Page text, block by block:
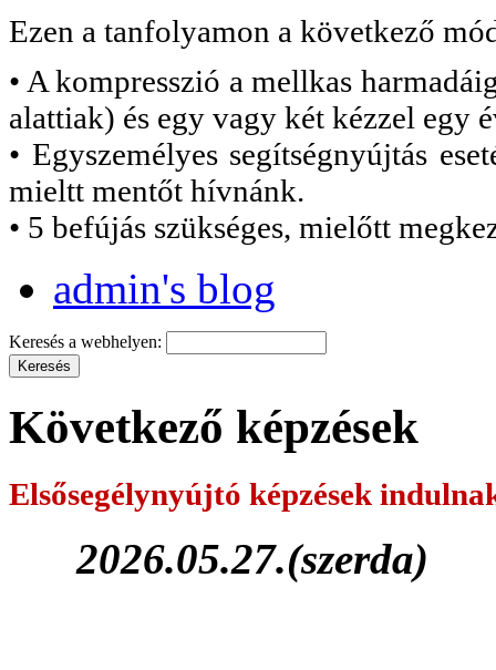
Ezen a tanfolyamon a következő
• A kompresszió a mellkas
alattiak) és egy vagy két kézzel egy
• Egyszemélyes segítségnyújtás
mieltt mentőt hívnánk.
• 5 befújás szükséges, mielőtt
admin's blog
Keresés a webhelyen:
Következő képzések
Elsősegélynyújtó képzések
2026.05.27.(szerda)